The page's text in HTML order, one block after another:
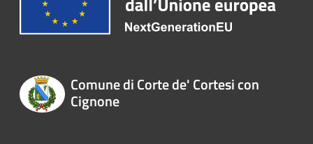
Comune di Corte de' Cortesi con
Cignone